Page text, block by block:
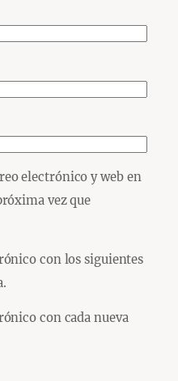
electrónico y web en
vez que
con los siguientes
con cada nueva